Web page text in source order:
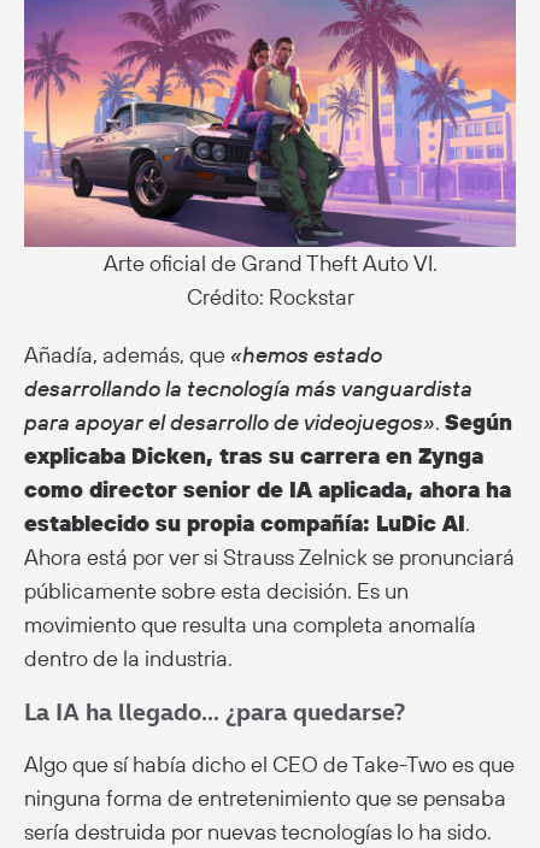
Arte oficial de Grand Theft Auto VI.
Crédito: Rockstar
Añadía, además, que «hemos estado
desarrollando la tecnología más vanguardista
para apoyar el desarrollo de videojuegos». Según
explicaba Dicken, tras su carrera en Zynga
como director senior de IA aplicada, ahora ha
establecido su propia compañía: LuDic AI.
Ahora está por ver si Strauss Zelnick se pronunciará
públicamente sobre esta decisión. Es un
movimiento que resulta una completa anomalía
dentro de la industria.
La IA ha llegado… ¿para quedarse?
Algo que sí había dicho el CEO de Take-Two es que
ninguna forma de entretenimiento que se pensaba
sería destruida por nuevas tecnologías lo ha sido.